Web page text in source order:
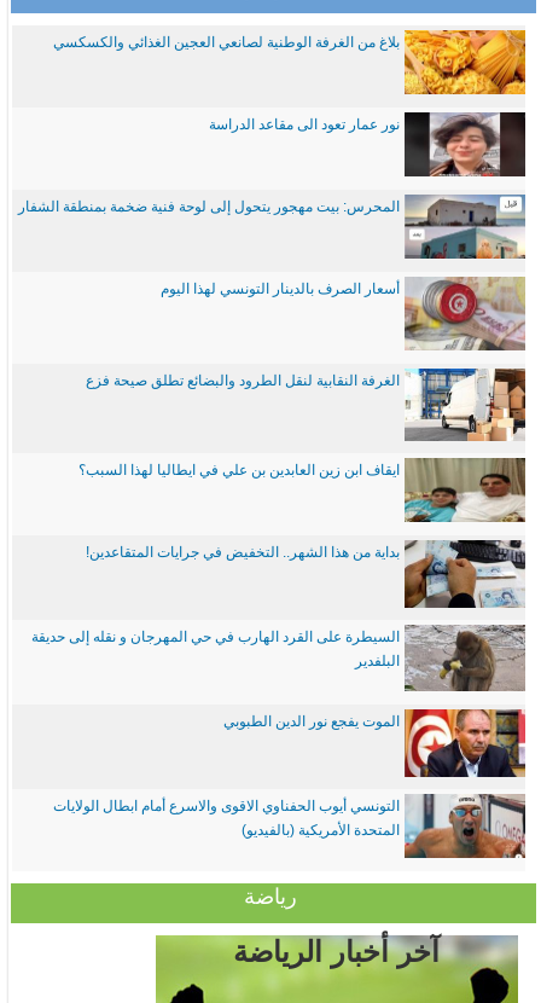
بلاغ من الغرفة الوطنية لصانعي العجين الغذائي والكسكسي
نور عمار تعود الى مقاعد الدراسة
المحرس: بيت مهجور يتحول إلى لوحة فنية ضخمة بمنطقة الشفار
أسعار الصرف بالدينار التونسي لهذا اليوم
الغرفة النقابية لنقل الطرود والبضائع تطلق صيحة فزع
ايقاف ابن زين العابدين بن علي في ايطاليا لهذا السبب؟
بداية من هذا الشهر.. التخفيض في جرايات المتقاعدين!
السيطرة على القرد الهارب في حي المهرجان و نقله إلى حديقة
البلفدير
الموت يفجع نور الدين الطبوبي
التونسي أيوب الحفناوي الاقوى والاسرع أمام ابطال الولايات
المتحدة الأمريكية (بالفيديو)
رياضة
آخر أخبار الرياضة